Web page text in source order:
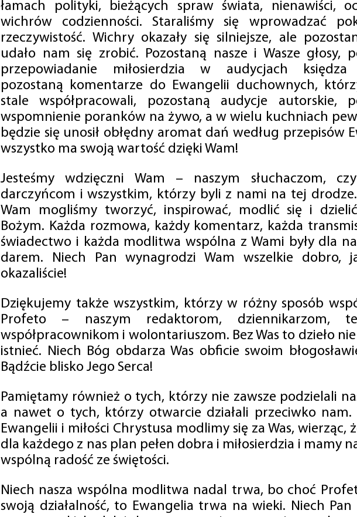
łamach polityki, bieżących spraw świata, nienawiści,
wichrów codzienności. Staraliśmy się wprowadzać
rzeczywistość. Wichry okazały się silniejsze, ale
udało nam się zrobić. Pozostaną nasze i Wasze głosy,
przepowiadanie miłosierdzia w audycjach księdza
pozostaną komentarze do Ewangelii duchownych,
stale współpracowali, pozostaną audycje autorskie,
wspomnienie poranków na żywo, a w wielu kuchniach
będzie się unosił obłędny aromat dań według przepisów
wszystko ma swoją wartość dzięki Wam!
Jesteśmy wdzięczni Wam – naszym słuchaczom,
darczyńcom i wszystkim, którzy byli z nami na tej drodze.
Wam mogliśmy tworzyć, inspirować, modlić się i dzielić
Bożym. Każda rozmowa, każdy komentarz, każda
świadectwo i każda modlitwa wspólna z Wami były dla
darem. Niech Pan wynagrodzi Wam wszelkie dobro,
okazaliście!
Dziękujemy także wszystkim, którzy w różny sposób
Profeto – naszym redaktorom, dziennikarzom,
współpracownikom i wolontariuszom. Bez Was to dzieło
istnieć. Niech Bóg obdarza Was obficie swoim
Bądźcie blisko Jego Serca!
Pamiętamy również o tych, którzy nie zawsze podzielali
a nawet o tych, którzy otwarcie działali przeciwko nam.
Ewangelii i miłości Chrystusa modlimy się za Was, wierząc,
dla każdego z nas plan pełen dobra i miłosierdzia i mamy
wspólną radość ze świętości.
Niech nasza wspólna modlitwa nadal trwa, bo choć
swoją działalność, to Ewangelia trwa na wieki. Niech